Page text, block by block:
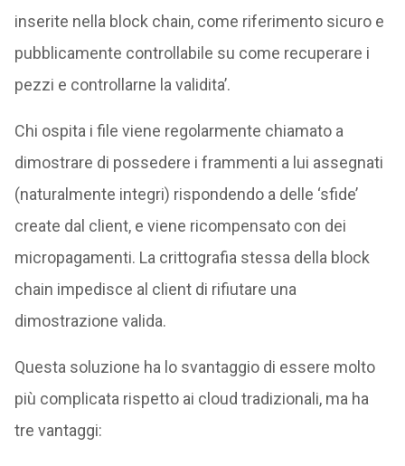
inserite nella block chain, come riferimento sicuro e
pubblicamente controllabile su come recuperare i
pezzi e controllarne la validita’.
Chi ospita i file viene regolarmente chiamato a
dimostrare di possedere i frammenti a lui assegnati
(naturalmente integri) rispondendo a delle ‘sfide’
create dal client, e viene ricompensato con dei
micropagamenti. La crittografia stessa della block
chain impedisce al client di rifiutare una
dimostrazione valida.
Questa soluzione ha lo svantaggio di essere molto
più complicata rispetto ai cloud tradizionali, ma ha
tre vantaggi: